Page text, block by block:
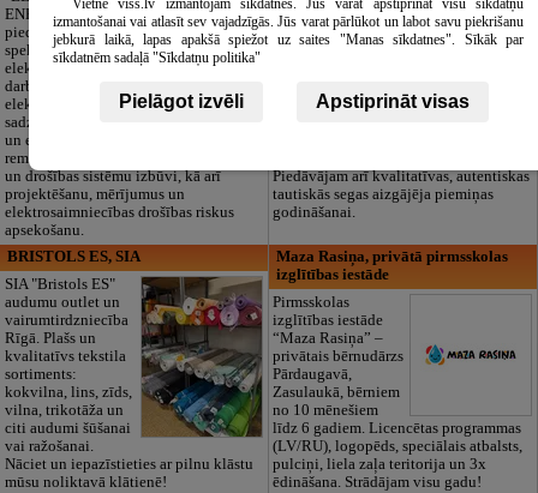
ENERGY Kandava"
piedāvā pilna
spektra
elektromontāžas
darbus,
elektroinstalācijas,
sadzīves tehnikas
un elektronikas
remontu, vājstrāvas
un drošības sistēmu izbūvi, kā arī
projektēšanu, mērījumus un
elektrosaimniecības drošības riskus
apsekošanu.
Cieņpilnas atvadas
bez liekām raizēm.
Mēs parūpēsimies
organizēšanas un
Piedāvājam arī kvalitatīvas, autentiskas
tautiskās segas aizgājēja piemiņas
godināšanai.
BRISTOLS ES, SIA
SIA "Bristols ES"
audumu outlet un
vairumtirdzniecība
Rīgā. Plašs un
kvalitatīvs tekstila
sortiments:
kokvilna, lins, zīds,
vilna, trikotāža un
citi audumi šūšanai
vai ražošanai.
Nāciet un iepazīstieties ar pilnu klāstu
mūsu noliktavā klātienē!
Maza Rasiņa, privātā pirmsskolas
izglītības iestāde
Pirmsskolas
izglītības iestāde
“Maza Rasiņa” –
privātais bērnudārzs
Pārdaugavā,
Zasulaukā, bērniem
no 10 mēnešiem
līdz 6 gadiem. Licencētas programmas
(LV/RU), logopēds, speciālais atbalsts,
pulciņi, liela zaļa teritorija un 3x
ēdināšana. Strādājam visu gadu!
Vietne viss.lv izmantojam sīkdatnes. Jūs varat apstiprināt visu sīkdatņu
izmantošanai vai atlasīt sev vajadzīgās. Jūs varat pārlūkot un labot savu piekrišanu
jebkurā laikā, lapas apakšā spiežot uz saites "Manas sīkdatnes". Sīkāk par
sīkdatnēm sadaļā "Sīkdatņu politika"
Pielāgot izvēli Apstiprināt visas